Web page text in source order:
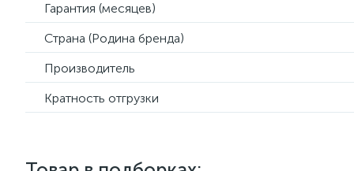
Гарантия (месяцев)
Страна (Родина бренда)
Производитель
Кратность отгрузки